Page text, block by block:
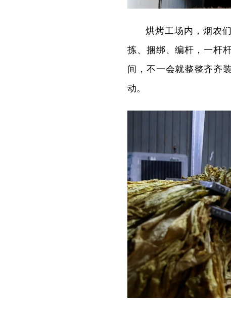
烘烤工场内，烟农
拣、捆绑、编杆，一杆
间，不一会就整整齐齐
动。